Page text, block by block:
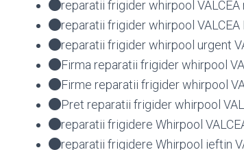
reparatii frigider whirpool VALCEA
reparatii frigider whirpool VALCEA
reparatii frigider whirpool urgent
Firma reparatii frigider whirpool
Firme reparatii frigider whirpool
Pret reparatii frigider whirpool
reparatii frigidere Whirpool
reparatii frigidere Whirpool ieftin